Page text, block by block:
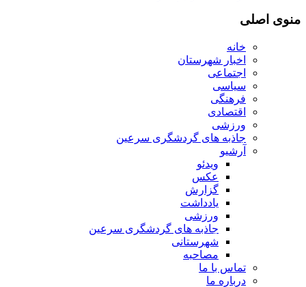
منوی اصلی
خانه
اخبار شهرستان
اجتماعی
سیاسی
فرهنگی
اقتصادی
ورزشی
جاذبه های گردشگری سرعین
آرشیو
ویدئو
عکس
گزارش
یادداشت
ورزشی
جاذبه های گردشگری سرعین
شهرستانی
مصاحبه
تماس با ما
درباره ما